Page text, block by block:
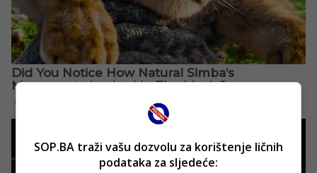
SOP.BA traži vašu dozvolu za korištenje ličnih
podataka za sljedeće: